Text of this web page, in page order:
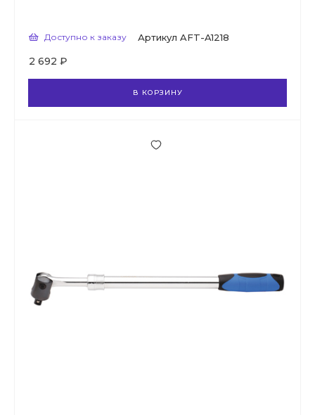
Доступно к заказу Артикул AFT-A1218
2 692 ₽
В КОРЗИНУ